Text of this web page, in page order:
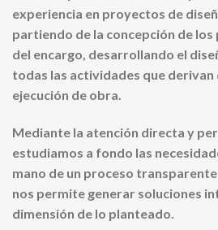
experiencia en proyectos de
partiendo de la concepción de
del encargo, desarrollando el
todas las actividades que derivan
ejecución de obra.
Mediante la atención directa y
estudiamos a fondo las
mano de un proceso transparente
nos permite generar soluciones
dimensión de lo planteado.